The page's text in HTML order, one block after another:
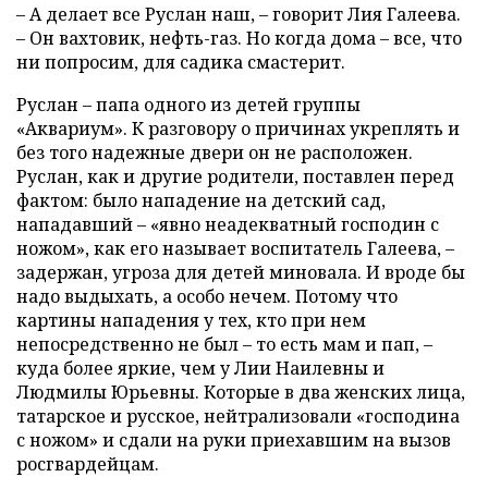
– А делает все Руслан наш, – говорит Лия Галеева.
– Он вахтовик, нефть-газ. Но когда дома – все, что
ни попросим, для садика смастерит.
Руслан – папа одного из детей группы
«Аквариум». К разговору о причинах укреплять и
без того надежные двери он не расположен.
Руслан, как и другие родители, поставлен перед
фактом: было нападение на детский сад,
нападавший – «явно неадекватный господин с
ножом», как его называет воспитатель Галеева, –
задержан, угроза для детей миновала. И вроде бы
надо выдыхать, а особо нечем. Потому что
картины нападения у тех, кто при нем
непосредственно не был – то есть мам и пап, –
куда более яркие, чем у Лии Наилевны и
Людмилы Юрьевны. Которые в два женских лица,
татарское и русское, нейтрализовали «господина
с ножом» и сдали на руки приехавшим на вызов
росгвардейцам.